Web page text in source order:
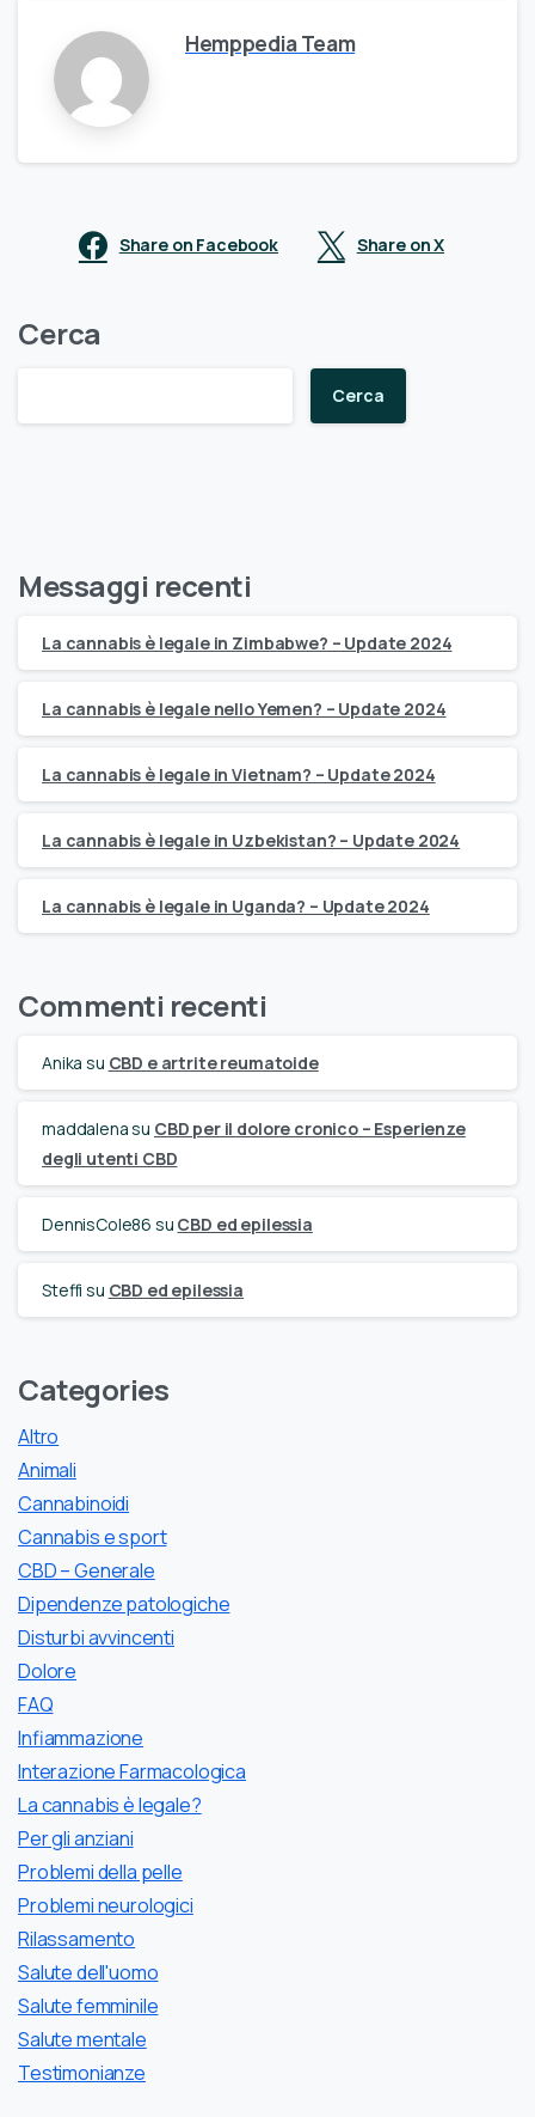
Hemppedia Team
Share on Facebook Share on X
Cerca
Cerca
Messaggi recenti
La cannabis è legale in Zimbabwe? – Update 2024
La cannabis è legale nello Yemen? – Update 2024
La cannabis è legale in Vietnam? – Update 2024
La cannabis è legale in Uzbekistan? – Update 2024
La cannabis è legale in Uganda? – Update 2024
Commenti recenti
Anika su CBD e artrite reumatoide
maddalenasu CBD per il dolore cronico – Esperienze
degli utenti CBD
DennisCole86 su CBD ed epilessia
Steffi su CBD ed epilessia
Categories
Altro
Animali
Cannabinoidi
Cannabis e sport
CBD – Generale
Dipendenze patologiche
Disturbi avvincenti
Dolore
FAQ
Infiammazione
Interazione Farmacologica
La cannabis è legale?
Per gli anziani
Problemi della pelle
Problemi neurologici
Rilassamento
Salute dell'uomo
Salute femminile
Salute mentale
Testimonianze